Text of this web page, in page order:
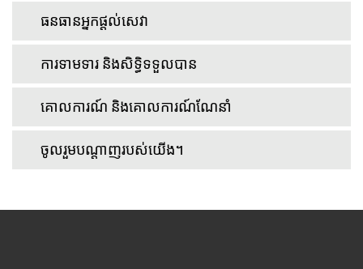
ធនធានអ្នកផ្តល់សេវា
ការទាមទារ និងសិទ្ធិទទួលបាន
គោលការណ៍ និងគោលការណ៍ណែនាំ
ចូលរួមបណ្តាញរបស់យើង។